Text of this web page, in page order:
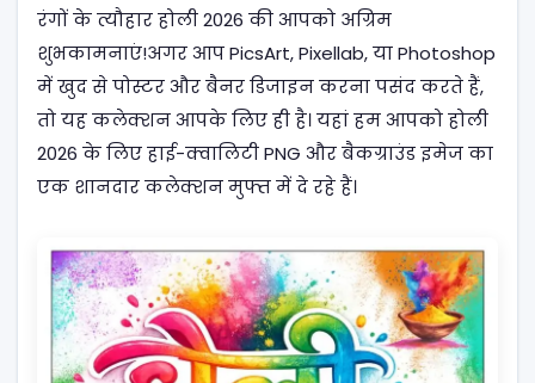
रंगों के त्यौहार होली 2026 की आपको अग्रिम
शुभकामनाएं!अगर आप PicsArt, Pixellab, या Photoshop
में खुद से पोस्टर और बैनर डिजाइन करना पसंद करते हैं,
तो यह कलेक्शन आपके लिए ही है। यहां हम आपको होली
2026 के लिए हाई-क्वालिटी PNG और बैकग्राउंड इमेज का
एक शानदार कलेक्शन मुफ्त में दे रहे हैं।